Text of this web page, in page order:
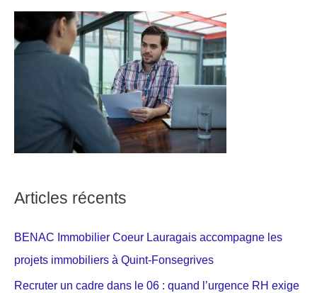
Articles récents
BENAC Immobilier Coeur Lauragais accompagne les
projets immobiliers à Quint-Fonsegrives
Recruter un cadre dans le 06 : quand l’urgence RH exige